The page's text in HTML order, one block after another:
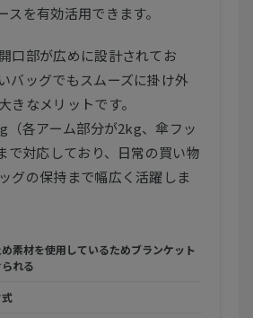
スを有効活用できます。
口部が広めに設計されてお
バッグでもスムーズに掛け外
きなメリットです。
（各アーム部分が2kg、傘フッ
で対応しており、日常の買い物
グの保持まで幅広く活躍しま
素材を使用しているためブランケット
れる